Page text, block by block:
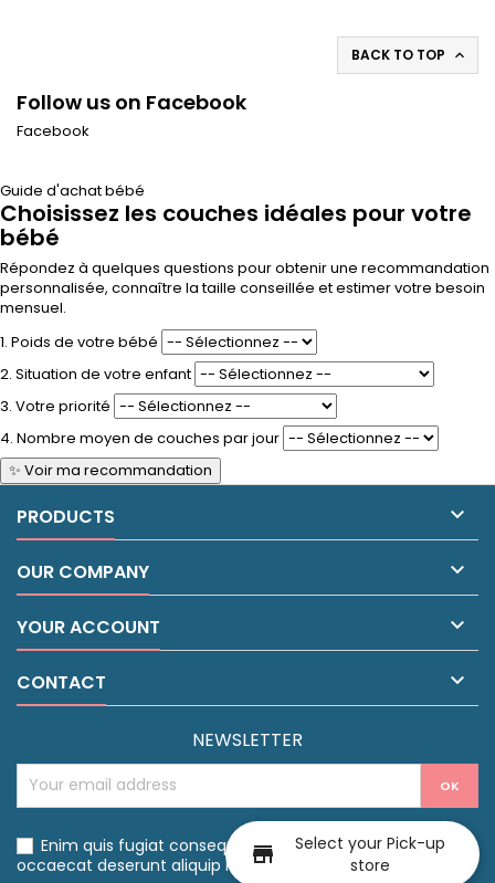
BACK TO TOP 
Follow us on Facebook
Facebook
Guide d'achat bébé
Choisissez les couches idéales pour votre
bébé
Répondez à quelques questions pour obtenir une recommandation
personnalisée, connaître la taille conseillée et estimer votre besoin
mensuel.
1. Poids de votre bébé
2. Situation de votre enfant
3. Votre priorité
4. Nombre moyen de couches par jour
✨ Voir ma recommandation
PRODUCTS 
OUR COMPANY 
YOUR ACCOUNT 
CONTACT 
store_front
Select your Pick-up
store
NEWSLETTER
Enim quis fugiat consequat elit minim nisi eu occaecat
occaecat deserunt aliquip nisi ex deserunt.